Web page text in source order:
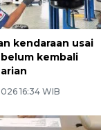
kendaraan usai
kembali
16:34 WIB